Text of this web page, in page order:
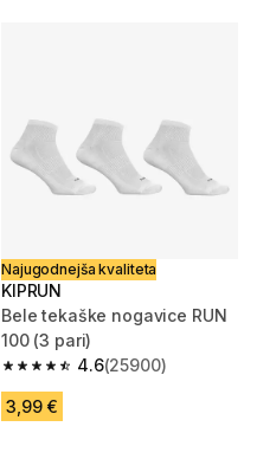
Najugodnejša kvaliteta
KIPRUN
Bele tekaške nogavice RUN
100 (3 pari)
4.6
4.6 od 5 zvezdic from 25900
(25900)
3,99 €